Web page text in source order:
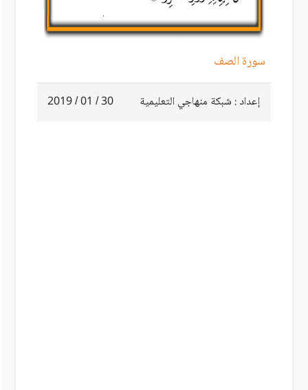
سورة الصف
إعداد : شبكة منهاجي التعليمية 30 / 01 / 2019